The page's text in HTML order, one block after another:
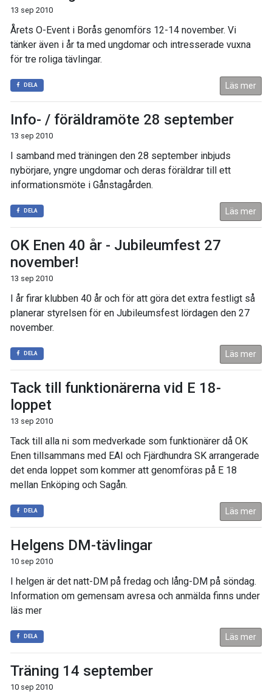
13 sep 2010
Årets O-Event i Borås genomförs 12-14 november. Vi
tänker även i år ta med ungdomar och intresserade vuxna
för tre roliga tävlingar.
DELA Läs mer
Info- / föräldramöte 28 september
13 sep 2010
I samband med träningen den 28 september inbjuds
nybörjare, yngre ungdomar och deras föräldrar till ett
informationsmöte i Gånstagården.
DELA Läs mer
OK Enen 40 år - Jubileumfest 27
november!
13 sep 2010
I år firar klubben 40 år och för att göra det extra festligt så
planerar styrelsen för en Jubileumsfest lördagen den 27
november.
DELA Läs mer
Tack till funktionärerna vid E 18-
loppet
13 sep 2010
Tack till alla ni som medverkade som funktionärer då OK
Enen tillsammans med EAI och Fjärdhundra SK arrangerade
det enda loppet som kommer att genomföras på E 18
mellan Enköping och Sagån.
DELA Läs mer
Helgens DM-tävlingar
10 sep 2010
I helgen är det natt-DM på fredag och lång-DM på söndag.
Information om gemensam avresa och anmälda finns under
läs mer
DELA Läs mer
Träning 14 september
10 sep 2010